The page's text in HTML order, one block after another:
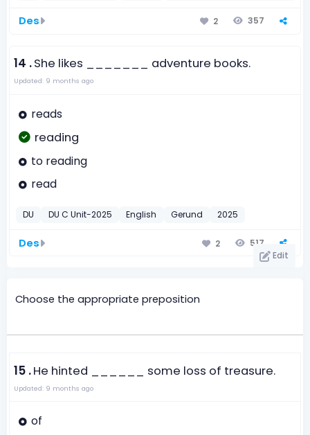
Des 2 357
14 .She likes _______ adventure books.
Updated: 9 months ago
reads
reading
to reading
read
DU DU C Unit-2025 English Gerund 2025
Des 2
517
Edit
Choose the appropriate preposition
15 .He hinted ______ some loss of treasure.
Updated: 9 months ago
of